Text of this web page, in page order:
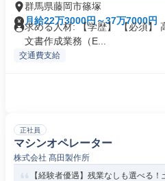
群馬県藤岡市篠塚
月給22万3000円～37万7000円
求める人材: 【学歴】 【必須】
文書作成業務（E...
交通費支給
正社員
マシンオペレーター
株式会社 髙田製作所
【経験者優遇】残業なしも選べる